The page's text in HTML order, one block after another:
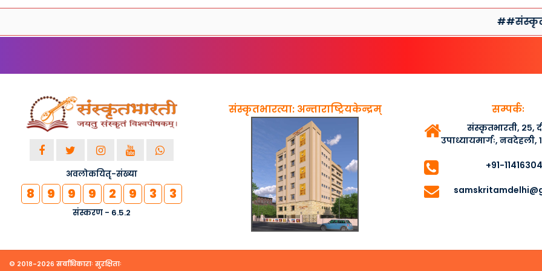
अवलोकयितृ-संख्या
8 9 9 9 2 9 3 3
संस्करण - 6.5.2
संस्कृतभारत्या: अन्ताराष्ट्रियकेन्द्रम् सम्पर्कः
संस्कृतभारती, २५,
उपाध्यायमार्गः, नवदेहली,
+91-
© २०१८-२०२६ सर्वाधिकाराः सुरक्षिताः